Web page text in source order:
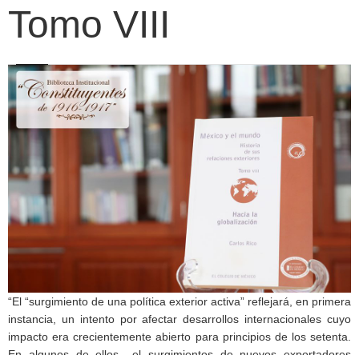
Tomo VIII
“El “surgimiento de una política exterior activa” reflejará, en primera
instancia, un intento por afectar desarrollos internacionales cuyo
impacto era crecientemente abierto para principios de los setenta.